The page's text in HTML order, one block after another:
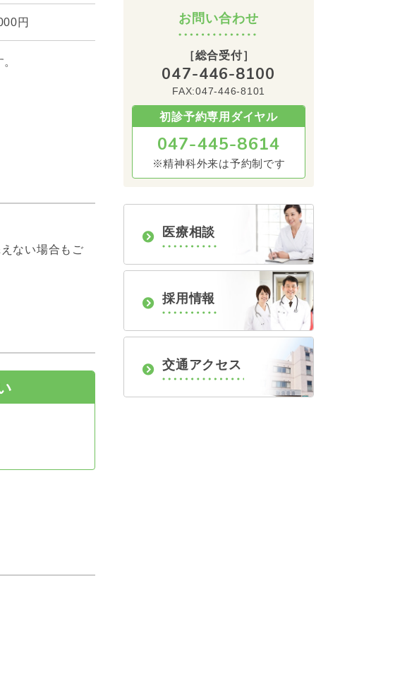
円
ない場合もご
お問い合わせ
［総合受付］
047-446-8100
FAX:047-446-8101
初診予約専用ダイヤル
047-445-8614
※精神科外来は予約制です
医療相談
採用情報
交通アクセス